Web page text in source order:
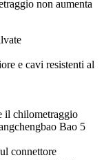
non aumenta
e cavi resistenti al
il chilometraggio
Bao 5
connettore